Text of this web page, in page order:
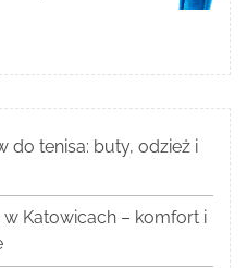
do tenisa: buty, odzież i
Katowicach – komfort i